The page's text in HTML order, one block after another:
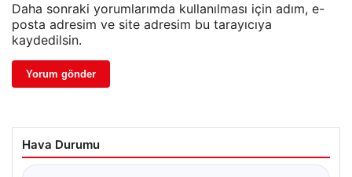
Daha sonraki yorumlarımda kullanılması için adım, e-
posta adresim ve site adresim bu tarayıcıya
kaydedilsin.
Hava Durumu